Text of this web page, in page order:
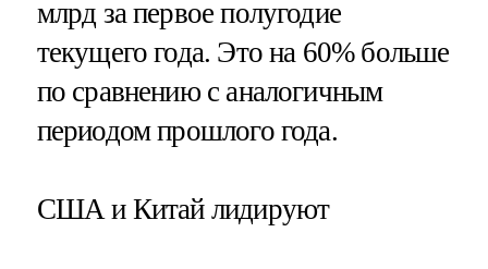
млрд за первое полугодие
текущего года. Это на 60% больше
по сравнению с аналогичным
периодом прошлого года.
США и Китай лидируют